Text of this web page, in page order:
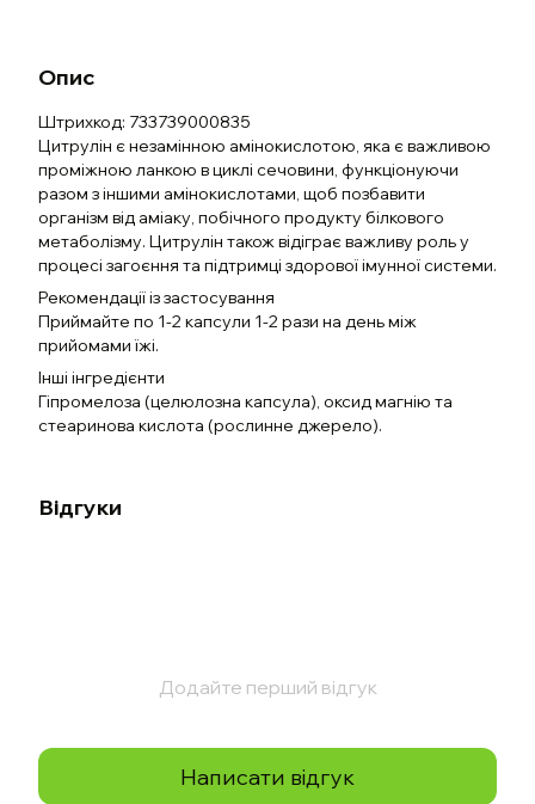
Опис
Штрихкод: 733739000835
Цитрулін є незамінною амінокислотою, яка є важливою
проміжною ланкою в циклі сечовини, функціонуючи
разом з іншими амінокислотами, щоб позбавити
організм від аміаку, побічного продукту білкового
метаболізму. Цитрулін також відіграє важливу роль у
процесі загоєння та підтримці здорової імунної системи.
Рекомендації із застосування
Приймайте по 1-2 капсули 1-2 рази на день між
прийомами їжі.
Інші інгредієнти
Гіпромелоза (целюлозна капсула), оксид магнію та
стеаринова кислота (рослинне джерело).
Відгуки
Додайте перший відгук
Написати відгук